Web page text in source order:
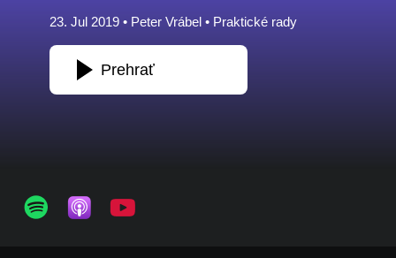
23. Jul 2019 • Peter Vrábel • Praktické rady
Prehrať